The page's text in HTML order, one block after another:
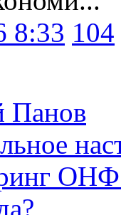
8:33 104
Панов
ОНФ